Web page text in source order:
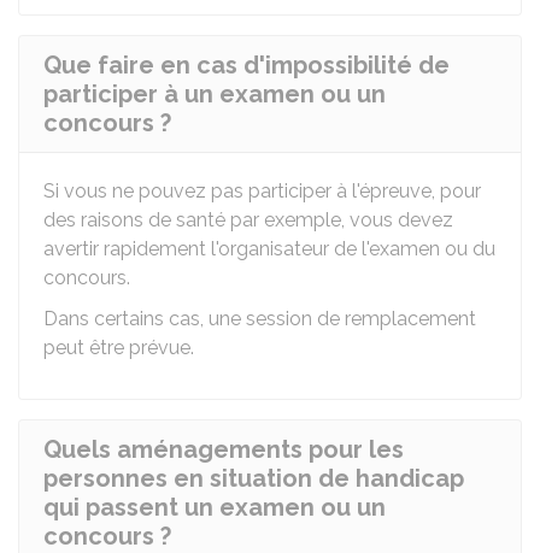
Que faire en cas d'impossibilité de
participer à un examen ou un
concours ?
Si vous ne pouvez pas participer à l'épreuve, pour
des raisons de santé par exemple, vous devez
avertir rapidement l'organisateur de l'examen ou du
concours.
Dans certains cas, une session de remplacement
peut être prévue.
Quels aménagements pour les
personnes en situation de handicap
qui passent un examen ou un
concours ?